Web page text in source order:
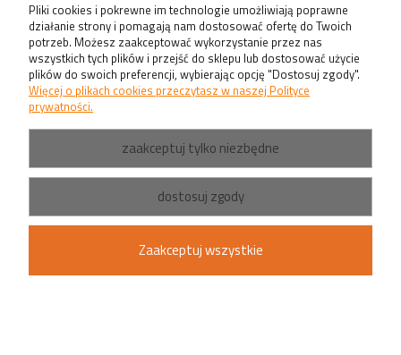
Pliki cookies i pokrewne im technologie umożliwiają poprawne
działanie strony i pomagają nam dostosować ofertę do Twoich
potrzeb. Możesz zaakceptować wykorzystanie przez nas
wszystkich tych plików i przejść do sklepu lub dostosować użycie
plików do swoich preferencji, wybierając opcję "Dostosuj zgody".
Więcej o plikach cookies przeczytasz w naszej Polityce
prywatności.
zaakceptuj tylko niezbędne
dostosuj zgody
Zaakceptuj wszystkie